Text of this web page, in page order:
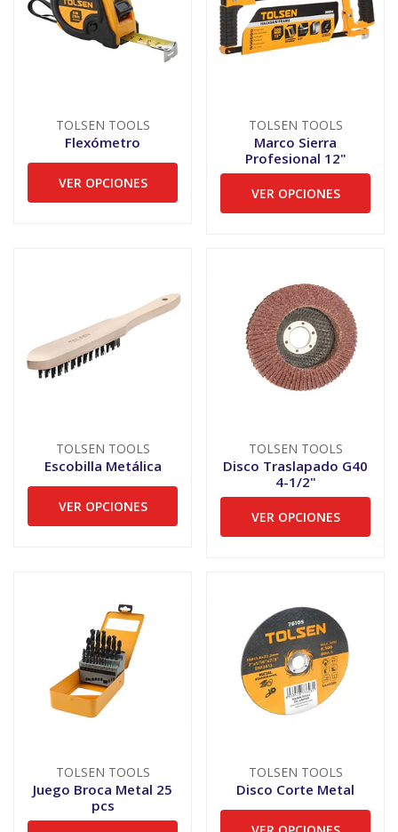
TOLSEN TOOLS
Flexómetro
VER OPCIONES
TOLSEN TOOLS
Marco Sierra
Profesional 12"
VER OPCIONES
TOLSEN TOOLS
Escobilla Metálica
VER OPCIONES
TOLSEN TOOLS
Disco Traslapado G40
4-1/2"
VER OPCIONES
TOLSEN TOOLS
Juego Broca Metal 25
pcs
TOLSEN TOOLS
Disco Corte Metal